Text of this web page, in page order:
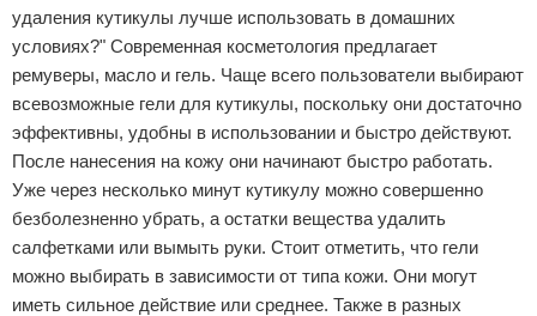
удаления кутикулы лучше использовать в домашних
условиях?" Современная косметология предлагает
ремуверы, масло и гель. Чаще всего пользователи выбирают
всевозможные гели для кутикулы, поскольку они достаточно
эффективны, удобны в использовании и быстро действуют.
После нанесения на кожу они начинают быстро работать.
Уже через несколько минут кутикулу можно совершенно
безболезненно убрать, а остатки вещества удалить
салфетками или вымыть руки. Стоит отметить, что гели
можно выбирать в зависимости от типа кожи. Они могут
иметь сильное действие или среднее. Также в разных